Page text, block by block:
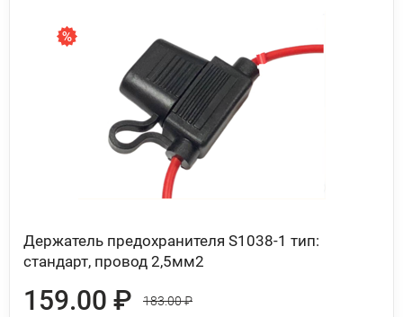
Держатель предохранителя S1038-1 тип:
стандарт, провод 2,5мм2
159.00 ₽ 183.00 ₽